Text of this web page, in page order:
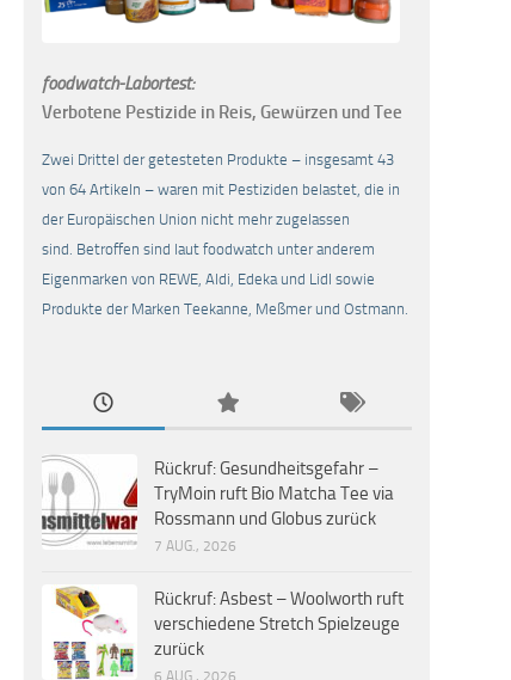
foodwatch-Labortest:
Verbotene Pestizide in Reis, Gewürzen und Tee
Zwei Drittel der getesteten Produkte – insgesamt 43
von 64 Artikeln – waren mit Pestiziden belastet, die in
der Europäischen Union nicht mehr zugelassen
sind. Betroffen sind laut foodwatch unter anderem
Eigenmarken von REWE, Aldi, Edeka und Lidl sowie
Produkte der Marken Teekanne, Meßmer und Ostmann.
Rückruf: Gesundheitsgefahr –
TryMoin ruft Bio Matcha Tee via
Rossmann und Globus zurück
7 AUG., 2026
Rückruf: Asbest – Woolworth ruft
verschiedene Stretch Spielzeuge
zurück
6 AUG., 2026